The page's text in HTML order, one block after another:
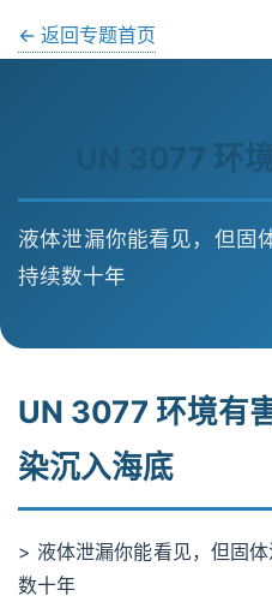
← 返回专题首页
UN 3077 环
液体泄漏你能看见，但固
持续数十年
UN 3077 环境有
染沉入海底
> 液体泄漏你能看见，但固
数十年